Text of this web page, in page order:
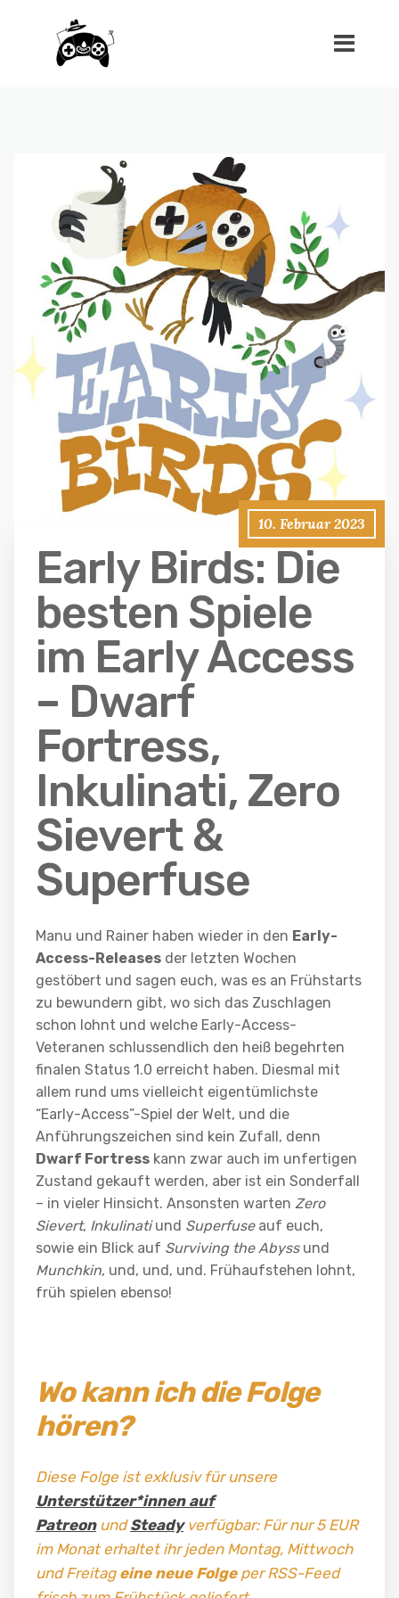
10. Februar 2023
Early Birds: Die
besten Spiele
im Early Access
– Dwarf
Fortress,
Inkulinati, Zero
Sievert &
Superfuse
Manu und Rainer haben wieder in den Early-
Access-Releases der letzten Wochen
gestöbert und sagen euch, was es an Frühstarts
zu bewundern gibt, wo sich das Zuschlagen
schon lohnt und welche Early-Access-
Veteranen schlussendlich den heiß begehrten
finalen Status 1.0 erreicht haben. Diesmal mit
allem rund ums vielleicht eigentümlichste
“Early-Access”-Spiel der Welt, und die
Anführungszeichen sind kein Zufall, denn
Dwarf Fortress kann zwar auch im unfertigen
Zustand gekauft werden, aber ist ein Sonderfall
– in vieler Hinsicht. Ansonsten warten Zero
Sievert, Inkulinatiund Superfuseauf euch,
sowie ein Blick auf Surviving the Abyssund
Munchkin, und, und, und. Frühaufstehen lohnt,
früh spielen ebenso!
Wo kann ich die Folge
hören?
Diese Folge ist exklusiv für unsere
Unterstützer*innen auf
PatreonundSteadyverfügbar: Für nur 5 EUR
im Monat erhaltet ihr jeden Montag, Mittwoch
und Freitageine neue Folgeper RSS-Feed